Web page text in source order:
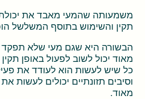
משמעותה שהמעי מאבד את
תקין והשימוש בתוסף המשלשל
הבשורה היא שגם מעי שלא תפקד
מאוד יכול לשוב לפעול באופן
כל שיש לעשות הוא לעודד את
וסיבים תזונתיים יכולים לעשות
מאוד.